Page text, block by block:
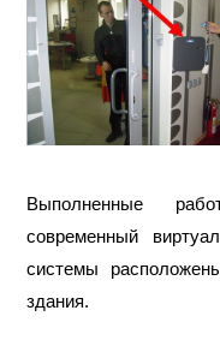
Выполненные
современный
системы
здания.